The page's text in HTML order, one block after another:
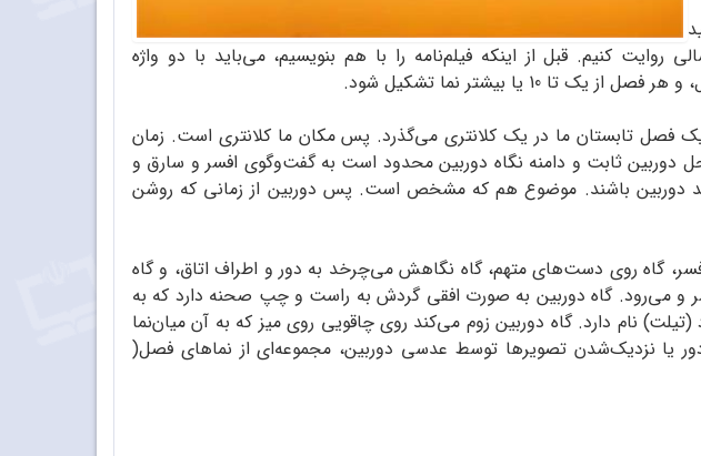
کنیم. قبل از اینکه فیلم‌نامه را با هم بنویسیم، می‌باید با دو واژه
بیشتر نما تشکیل شود.
تابستان ما در یک کلانتری می‌گذرد. پس مکان ما کلانتری است. زمان
ثابت و دامنه نگاه دوربین محدود است به گفت‌و‌گوی افسر و سارق و
دید دوربین باشند. موضوع هم که مشخص است. پس دوربین از زمانی که روشن
گاه روی دست‌های متهم، گاه نگاهش می‌چرخد به دور و اطراف اتاق، و گاه
و می‌رود. گاه دوربین به صورت افقی گردش به راست و چپ صحنه دارد که به
(تیلت) نام دارد. گاه دوربین زوم می‌کند روی چاقویی روی میز که به آن میان‌نما
نزدیک‌شدن تصویرها توسط عدسی دوربین، مجموعه‌ای از نماهای فصل(